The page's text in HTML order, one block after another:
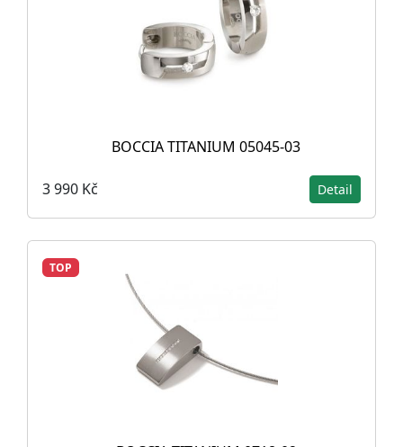
BOCCIA TITANIUM 05045-03
3 990 Kč Detail
TOP